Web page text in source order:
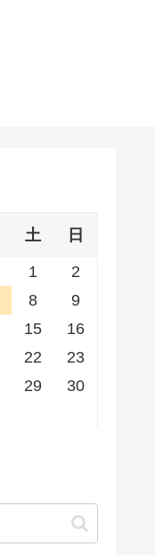
土 日
1
2
8
9
15
16
22
23
29
30